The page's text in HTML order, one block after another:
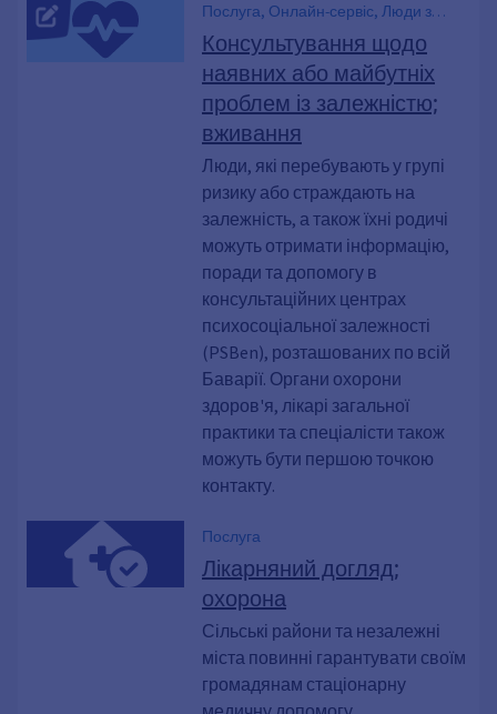
Послуга, Онлайн-сервіс, Люди з
ризиком виникнення залежності,
Консультування з питань залежності,
Здоров'я, Наркотики та залежність,
Консультування з питань наркоманії
та токсикоманії, Консультування,
Наркологічне консультування,
Консультаційний центр, Наркотики.,
Наркотики, BtM, Наркоман,
Залежність, Зловживання, Алкоголь,
Заборонені наркотики, Речовини,
Каннабіс, Легальний кайф,
Амфетамін, Метамфетамін,
Кристал, Кокаїн., Кока-кола., Екстазі,
Екстаз, МДМА, Героїн., Опіати, Ліки,
Азартні ігри, ПК, Інтернет, Розлади
харчової поведінки, ХАЛТ, Терапія,
Детоксикація, Виведення коштів,
Реабілітація, Післяопераційний
догляд, Посередництво, Заміна, Вік
та залежність, Родичі, Зовнішнє
консультування з питань залежності,
Залежні батьки, Сім'ї, які
постраждали від залежності, Цироз
печінки, ХОЗЛ, Застуда, Випий.,
Куріння, Шприци, Бур'ян., MPU
Консультування щодо
наявних або майбутніх
проблем із залежністю;
вживання
Люди, які перебувають у групі
ризику або страждають на
залежність, а також їхні родичі
можуть отримати інформацію,
поради та допомогу в
консультаційних центрах
психосоціальної залежності
(PSBen), розташованих по всій
Баварії. Органи охорони
здоров'я, лікарі загальної
практики та спеціалісти також
можуть бути першою точкою
контакту.
Послуга
Лікарняний догляд;
охорона
Сільські райони та незалежні
міста повинні гарантувати своїм
громадянам стаціонарну